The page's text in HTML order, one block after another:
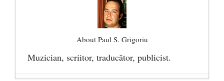
About Paul S. Grigoriu
Muzician, scriitor, traducător, publicist.